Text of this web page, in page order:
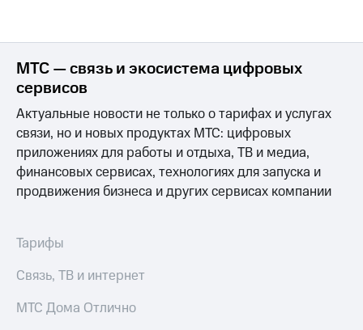
МТС — связь и экосистема цифровых
сервисов
Актуальные новости не только о тарифах и услугах
связи, но и новых продуктах МТС: цифровых
приложениях для работы и отдыха, ТВ и медиа,
финансовых сервисах, технологиях для запуска и
продвижения бизнеса и других сервисах компании
Тарифы
Связь, ТВ и интернет
МТС Дома Отлично